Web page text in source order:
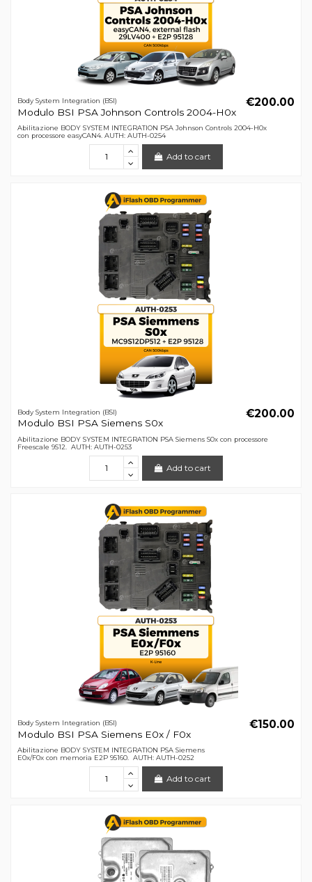
Body System Integration (BSI)
Modulo BSI PSA Johnson Controls 2004-H0x
€200.00
Abilitazione BODY SYSTEM INTEGRATION PSA Johnson Controls 2004-H0x
con processore easyCAN4. AUTH: AUTH-0254
Add to cart
Body System Integration (BSI)
Modulo BSI PSA Siemens S0x
€200.00
Abilitazione BODY SYSTEM INTEGRATION PSA Siemens S0x con processore
Freescale 9S12. AUTH: AUTH-0253
Add to cart
Body System Integration (BSI)
Modulo BSI PSA Siemens E0x / F0x
€150.00
Abilitazione BODY SYSTEM INTEGRATION PSA Siemens
E0x/F0x con memoria E2P 95160. AUTH: AUTH-0252
Add to cart